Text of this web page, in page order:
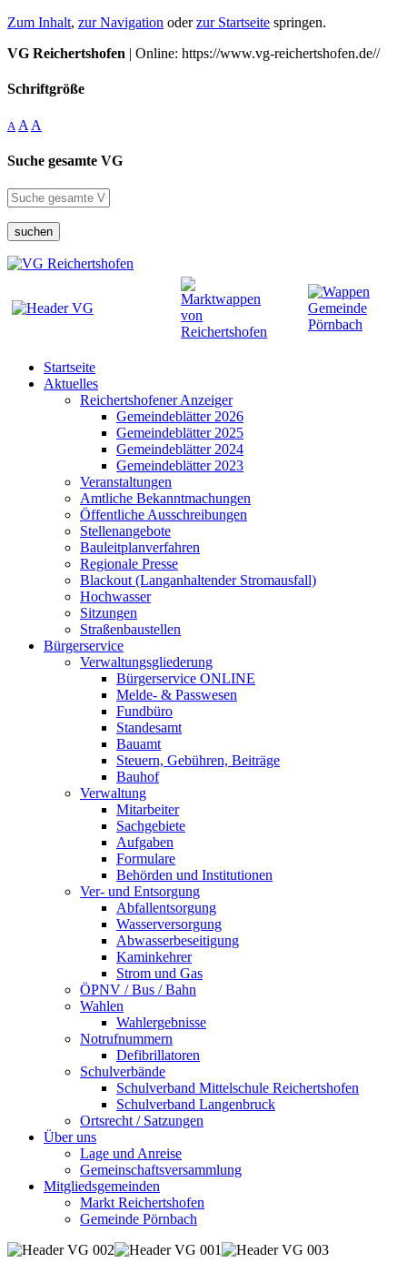
Zum Inhalt, zur Navigation oderzur Startseite springen.
VG Reichertshofen | Online: https://www.vg-reichertshofen.de//
Schriftgröße
A A A
Suche gesamte VG
suchen
Startseite
Aktuelles
Reichertshofener Anzeiger
Gemeindeblätter 2026
Gemeindeblätter 2025
Gemeindeblätter 2024
Gemeindeblätter 2023
Veranstaltungen
Amtliche Bekanntmachungen
Öffentliche Ausschreibungen
Stellenangebote
Bauleitplanverfahren
Regionale Presse
Blackout (Langanhaltender Stromausfall)
Hochwasser
Sitzungen
Straßenbaustellen
Bürgerservice
Verwaltungsgliederung
Bürgerservice ONLINE
Melde- & Passwesen
Fundbüro
Standesamt
Bauamt
Steuern, Gebühren, Beiträge
Bauhof
Verwaltung
Mitarbeiter
Sachgebiete
Aufgaben
Formulare
Behörden und Institutionen
Ver- und Entsorgung
Abfallentsorgung
Wasserversorgung
Abwasserbeseitigung
Kaminkehrer
Strom und Gas
ÖPNV / Bus / Bahn
Wahlen
Wahlergebnisse
Notrufnummern
Defibrillatoren
Schulverbände
Schulverband Mittelschule Reichertshofen
Schulverband Langenbruck
Ortsrecht / Satzungen
Über uns
Lage und Anreise
Gemeinschaftsversammlung
Mitgliedsgemeinden
Markt Reichertshofen
Gemeinde Pörnbach